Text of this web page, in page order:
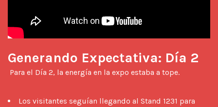
Generando Expectativa: Día 2
Los visitantes seguían llegando al Stand 1231 para